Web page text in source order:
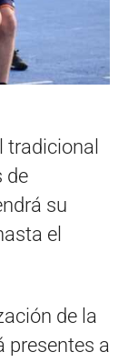
tradicional
de
su
el
de la
presentes a